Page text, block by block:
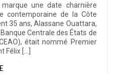
une date charnière
contemporaine de la Côte
35 ans, Alassane Ouattara,
Centrale des États de
était nommé Premier
Félix […]